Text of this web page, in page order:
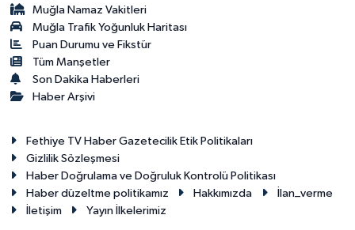
Muğla Namaz Vakitleri
Muğla Trafik Yoğunluk Haritası
Puan Durumu ve Fikstür
Tüm Manşetler
Son Dakika Haberleri
Haber Arşivi
Fethiye TV Haber Gazetecilik Etik Politikaları
Gizlilik Sözleşmesi
Haber Doğrulama ve Doğruluk Kontrolü Politikası
Haber düzeltme politikamız
Hakkımızda
İlan_verme
İletişim
Yayın İlkelerimiz